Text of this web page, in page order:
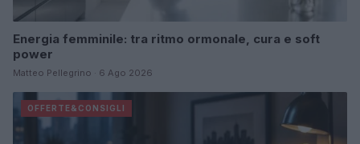
Energia femminile: tra ritmo ormonale, cura e soft
power
Matteo Pellegrino · 6 Ago 2026
OFFERTE&CONSIGLI